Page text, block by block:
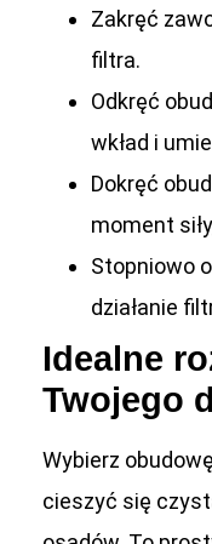
Zakręć
filtra.
Odkręć
wkład i
Dokręć
moment
Stopniowo
działanie
Idealne
Twojego
Wybierz
cieszyć się